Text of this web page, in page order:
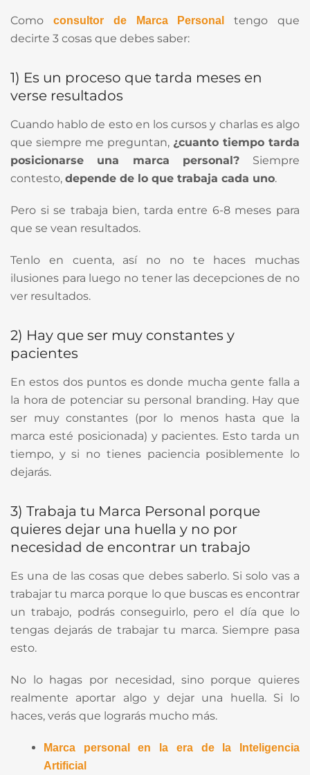
Como consultor de Marca Personal
tengo que
decirte 3 cosas que debes saber:
1) Es un proceso que tarda meses en
verse resultados
Cuando hablo de esto en los cursos y charlas es algo
que siempre me preguntan, ¿cuanto tiempo tarda
posicionarse una marca personal? Siempre
contesto, depende de lo que trabaja cada uno.
Pero si se trabaja bien, tarda entre 6-8 meses para
que se vean resultados.
Tenlo en cuenta, así no no te haces muchas
ilusiones para luego no tener las decepciones de no
ver resultados.
2) Hay que ser muy constantes y
pacientes
En estos dos puntos es donde mucha gente falla a
la hora de potenciar su personal branding. Hay que
ser muy constantes (por lo menos hasta que la
marca esté posicionada) y pacientes. Esto tarda un
tiempo, y si no tienes paciencia posiblemente lo
dejarás.
3) Trabaja tu Marca Personal porque
quieres dejar una huella y no por
necesidad de encontrar un trabajo
Es una de las cosas que debes saberlo. Si solo vas a
trabajar tu marca porque lo que buscas es encontrar
un trabajo, podrás conseguirlo, pero el día que lo
tengas dejarás de trabajar tu marca. Siempre pasa
esto.
No lo hagas por necesidad, sino porque quieres
realmente aportar algo y dejar una huella. Si lo
haces, verás que lograrás mucho más.
Marca personal en la era de la Inteligencia
Artificial